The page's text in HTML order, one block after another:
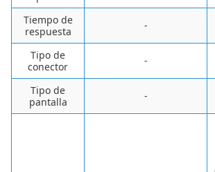
Tiempo de
respuesta
-
Tipo de
conector
-
Tipo de
pantalla
-